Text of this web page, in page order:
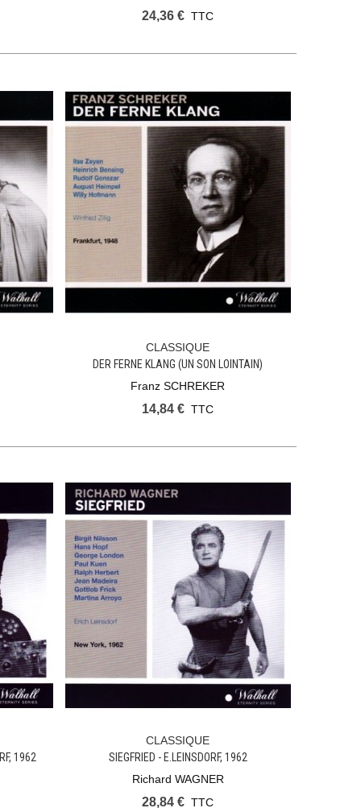
24,36 € TTC
Ajouter Au Panier
CLASSIQUE
DER FERNE KLANG (UN SON LOINTAIN)
Franz SCHREKER
14,84 € TTC
1962
Ajouter Au Panier
CLASSIQUE
SIEGFRIED - E.LEINSDORF, 1962
Richard WAGNER
28,84 € TTC